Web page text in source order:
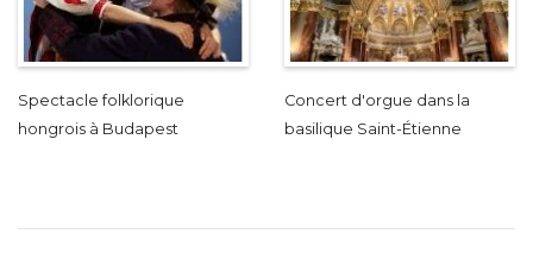
Spectacle folklorique
hongrois à Budapest
Concert d'orgue dans la
basilique Saint-Étienne